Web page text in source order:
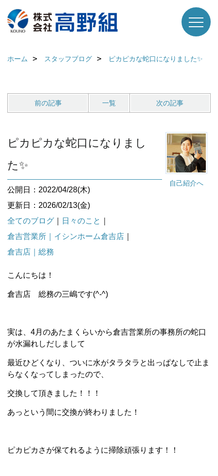
ホーム スタッフブログ ピカピカな蛇口になりました✨
前の記事 一覧 次の記事
自己紹介へ
ピカピカな蛇口になりまし
た✨
公開日：2022/04/28(木)
更新日：2026/02/13(金)
全てのブログ
日々のこと
倉吉営業所｜イシンホーム倉吉店
倉吉店｜総務
こんにちは！
倉吉店 総務の三嶋です(^-^)
実は、4月のあたまくらいから倉吉営業所の事務所の蛇口
が水漏れしだしまして
最近ひどくなり、ついに水がタラタラと出っぱなしで止ま
らなくなってしまったので、
交換して頂きました！！！
あっという間に交換が終わりました！
ピカピカさが保てれるように掃除頑張ります！！